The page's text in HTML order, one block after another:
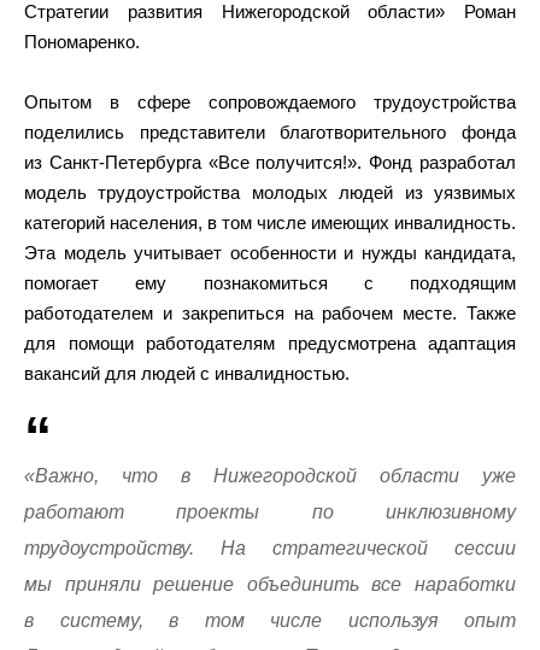
Стратегии развития Нижегородской области» Роман
Пономаренко.
Опытом в сфере сопровождаемого трудоустройства
поделились представители благотворительного фонда
из Санкт-Петербурга «Все получится!». Фонд разработал
модель трудоустройства молодых людей из уязвимых
категорий населения, в том числе имеющих инвалидность.
Эта модель учитывает особенности и нужды кандидата,
помогает ему познакомиться с подходящим
работодателем и закрепиться на рабочем месте. Также
для помощи работодателям предусмотрена адаптация
вакансий для людей с инвалидностью.
«Важно, что в Нижегородской области уже
работают проекты по инклюзивному
трудоустройству. На стратегической сессии
мы приняли решение объединить все наработки
в систему, в том числе используя опыт